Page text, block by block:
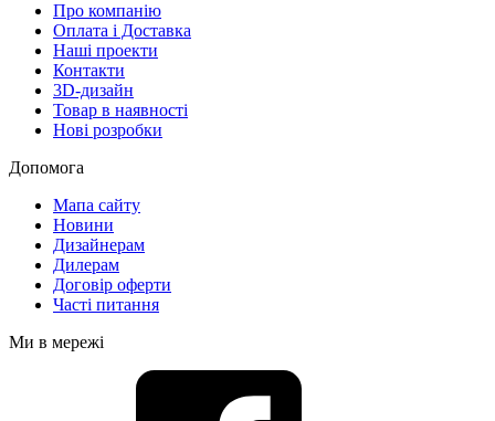
Про компанію
Оплата і Доставка
Наші проекти
Контакти
3D-дизайн
Товар в наявності
Нові розробки
Допомога
Мапа сайту
Новини
Дизайнерам
Дилерам
Договір оферти
Часті питання
Ми в мережі